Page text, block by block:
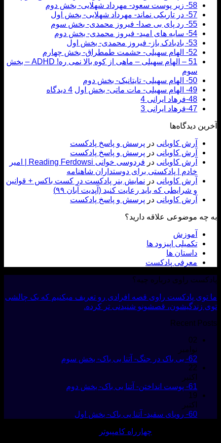
58- زیر پوست سعود- مهرداد شهلایی- بخش دوم
57- در تاریکی نماند- مهرداد شهلایی- بخش اول
55- رد پای بی صدا- فیروز محمدی- بخش سوم
54- سایه های امید- فیروز محمدی- بخش دوم
53- بادبادک باز- فیروز محمدی- بخش اول
52- الهام سهیلی- حشمت طمطراق- بخش چهارم
51 – الهام سهیلی – ماهی از کوه بالا نمی ره! ADHD – بخش
50- الهام سهیلی- تایتانیک- بخش دوم
49- الهام سهیلی- مات ماتی- بخش اول
48-فرهاد ایرانی 4
47-فرهاد ایرانی 3
دیدگاه‌ها
آرش کاویانیدرپرسش و پاسخ پادکست
آرش کاویانیدرپرسش و پاسخ پادکست
آرش کاویانیدر
فردوسی خوانی Reading Ferdowsi | امیر
خادم | پادکستی برای دوستداران شاهنامه
آرش کاویانیدرنمایش بنر پادکست در کست باکس + قوانین
و شرایطی که باید رعایت کنید (آپدیت آبان ۹۹)
آرش کاویانیدرپرسش و پاسخ پادکست
موضوعی علاقه دارید؟
آموزش
تکمیلی اپیزود ها
داستان ها
معرفی پادکست
راوی درباره چیه؟
پادکست راوی قصه افرادی رو تعریف میکنیم که یک چالشی
زندگیشون، قصشونو شنیدنی تر کرده.
Recent
02
نوامبر
22
19
چهارراه کامپیوتر